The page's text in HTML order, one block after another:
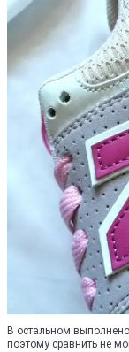
В остальном
поэтому сравнить не